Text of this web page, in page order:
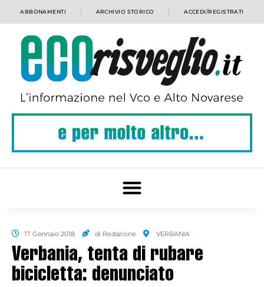
ABBONAMENTI ARCHIVIO STORICO ACCEDI/REGISTRATI
17 Gennaio 2018 di Redazione VERBANIA
Verbania, tenta di rubare
bicicletta: denunciato